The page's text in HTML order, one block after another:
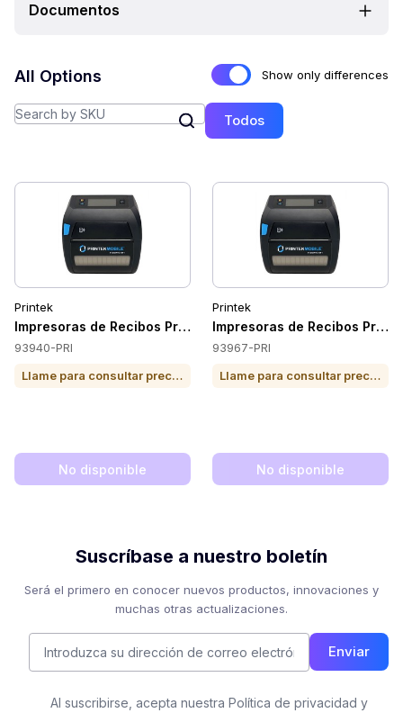
Documentos
Show only differences
All Options
Todos
Printek
Impresoras de Recibos Printek 93940-PRI
93940-PRI
Llame para consultar precio o para comprar
No disponible
Printek
Impresoras de Recibos
93967-PRI
Llame para consultar precio o para comprar
No disponible
Suscríbase a nuestro boletín
Será el primero en conocer nuevos productos, innovaciones y
muchas otras actualizaciones.
Enviar
Al suscribirse, acepta nuestra Política de privacidad y